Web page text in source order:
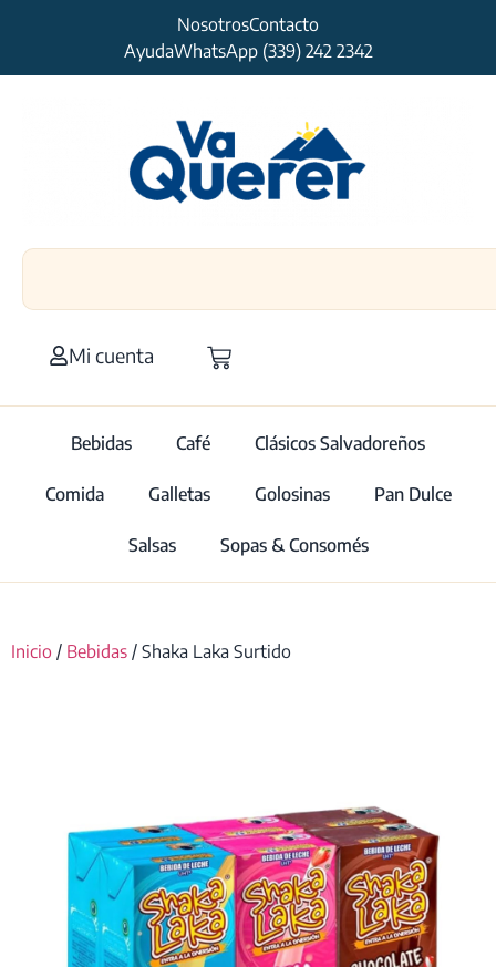
NosotrosContacto
AyudaWhatsApp (339) 242 2342
Mi cuenta
Bebidas Café Clásicos Salvadoreños
Comida Galletas Golosinas Pan Dulce
Salsas Sopas & Consomés
Inicio / Bebidas / Shaka Laka Surtido